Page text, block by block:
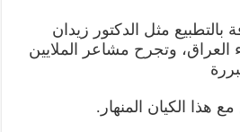
مثل الدكتور زيدان
وتجرح مشاعر الملايين
هذا الكيان المنهار.